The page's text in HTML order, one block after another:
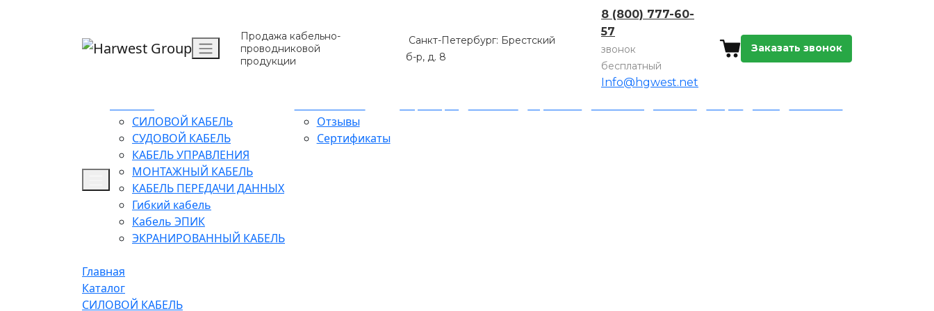
Продажа кабельно-
проводниковой
продукции
Санкт-Петербург: Брестский
б-р, д. 8
8 (800) 777-60-
57
звонок
бесплатный
Info@hgwest.net
Заказать звонок
СИЛОВОЙ КАБЕЛЬ
СУДОВОЙ КАБЕЛЬ
КАБЕЛЬ УПРАВЛЕНИЯ
МОНТАЖНЫЙ КАБЕЛЬ
КАБЕЛЬ ПЕРЕДАЧИ ДАННЫХ
Гибкий кабель
Кабель ЭПИК
ЭКРАНИРОВАННЫЙ КАБЕЛЬ
Отзывы
Сертификаты
Главная
Каталог
СИЛОВОЙ КАБЕЛЬ